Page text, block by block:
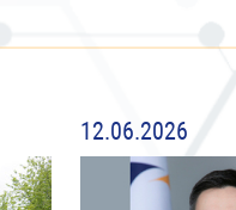
12.06.2026